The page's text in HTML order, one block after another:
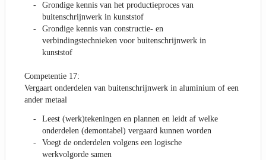
Grondige kennis van het productieproces van
buitenschrijnwerk in kunststof
Grondige kennis van constructie- en
verbindingstechnieken voor buitenschrijnwerk in
kunststof
Competentie 17:
Vergaart onderdelen van buitenschrijnwerk in aluminium of een
ander metaal
Leest (werk)tekeningen en plannen en leidt af welke
onderdelen (demontabel) vergaard kunnen worden
Voegt de onderdelen volgens een logische
werkvolgorde samen